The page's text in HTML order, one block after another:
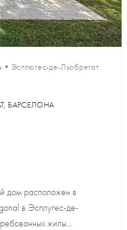
• Эсплюгес-де-Льобрегат
БАРСЕЛОНА
дом расположен в
в Эсплугес-де-
жилы...